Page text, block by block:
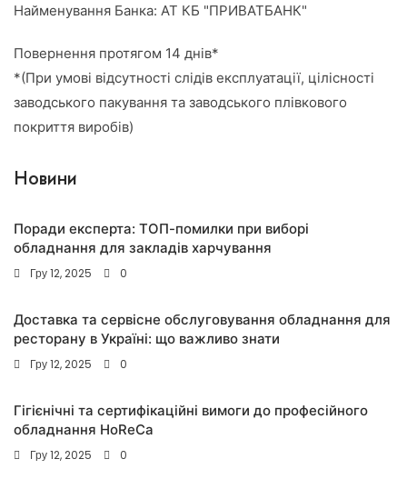
Найменування Банка: АТ КБ "ПРИВАТБАНК"
Повернення протягом 14 днів*
*(При умові відсутності слідів експлуатації, цілісності
заводського пакування та заводського плівкового
покриття виробів)
Новини
Поради експерта: ТОП-помилки при виборі
обладнання для закладів харчування
Гру 12, 2025 0
Доставка та сервісне обслуговування обладнання для
ресторану в Україні: що важливо знати
Гру 12, 2025 0
Гігієнічні та сертифікаційні вимоги до професійного
обладнання HoReCa
Гру 12, 2025 0